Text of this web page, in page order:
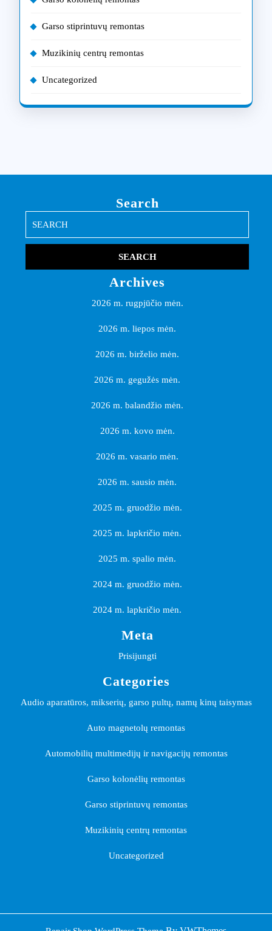
Garso stiprintuvų remontas
Muzikinių centrų remontas
Uncategorized
Search
for:
Archives
2026 m. rugpjūčio mėn.
2026 m. liepos mėn.
2026 m. birželio mėn.
2026 m. gegužės mėn.
2026 m. balandžio mėn.
2026 m. kovo mėn.
2026 m. vasario mėn.
2026 m. sausio mėn.
2025 m. gruodžio mėn.
2025 m. lapkričio mėn.
2025 m. spalio mėn.
2024 m. gruodžio mėn.
2024 m. lapkričio mėn.
Meta
Prisijungti
Categories
Audio aparatūros, mikserių, garso pultų, namų kinų taisymas
Auto magnetolų remontas
Automobilių multimedijų ir navigacijų remontas
Garso kolonėlių remontas
Garso stiprintuvų remontas
Muzikinių centrų remontas
Uncategorized